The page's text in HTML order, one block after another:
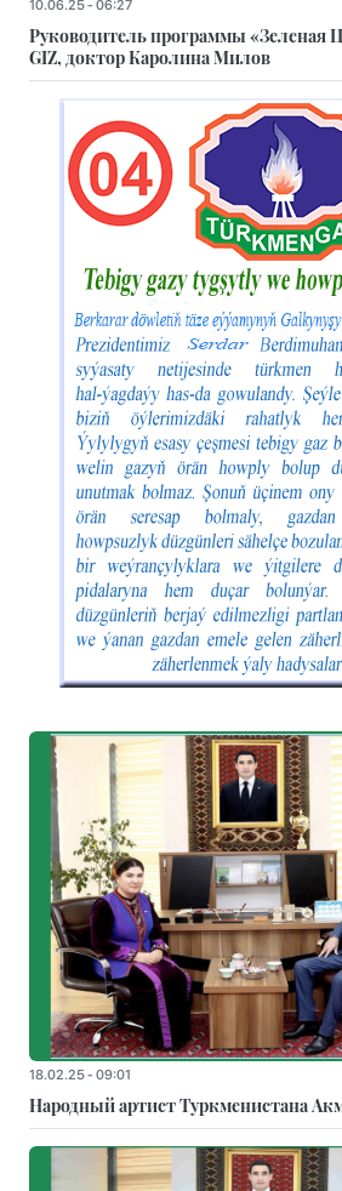
10.06.25 - 06:27
Руководитель программы «Зеленая
GIZ, доктор Каролина Милов
18.02.25 - 09:01
Народный артист Туркменистана